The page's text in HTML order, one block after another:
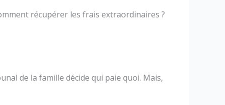
récupérer les frais extraordinaires ?
de la famille décide qui paie quoi. Mais,